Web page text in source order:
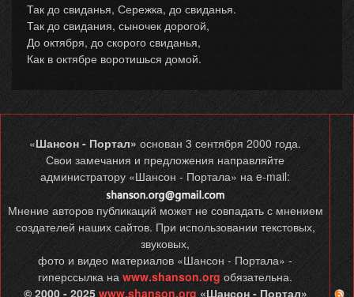
Так до свиданья, Сережка, до свиданья.
Так до свидания, сыночек дорогой,
До октября, до скорого свиданья,
Как в октябре воротишься домой.
«Шансон - Портал» основан 3 сентября 2000 года.
Свои замечания и предложения направляйте
администратору «Шансон - Портала» на e-mail:
Мнение авторов публикаций может не совпадать с мнением
создателей наших сайтов. При использовании текстовых,
звуковых,
фото и видео материалов «Шансон - Портала» -
гиперссылка на www.shanson.org обязательна.
© 2000 - 2025 www.shanson.org «Шансон - Портал»